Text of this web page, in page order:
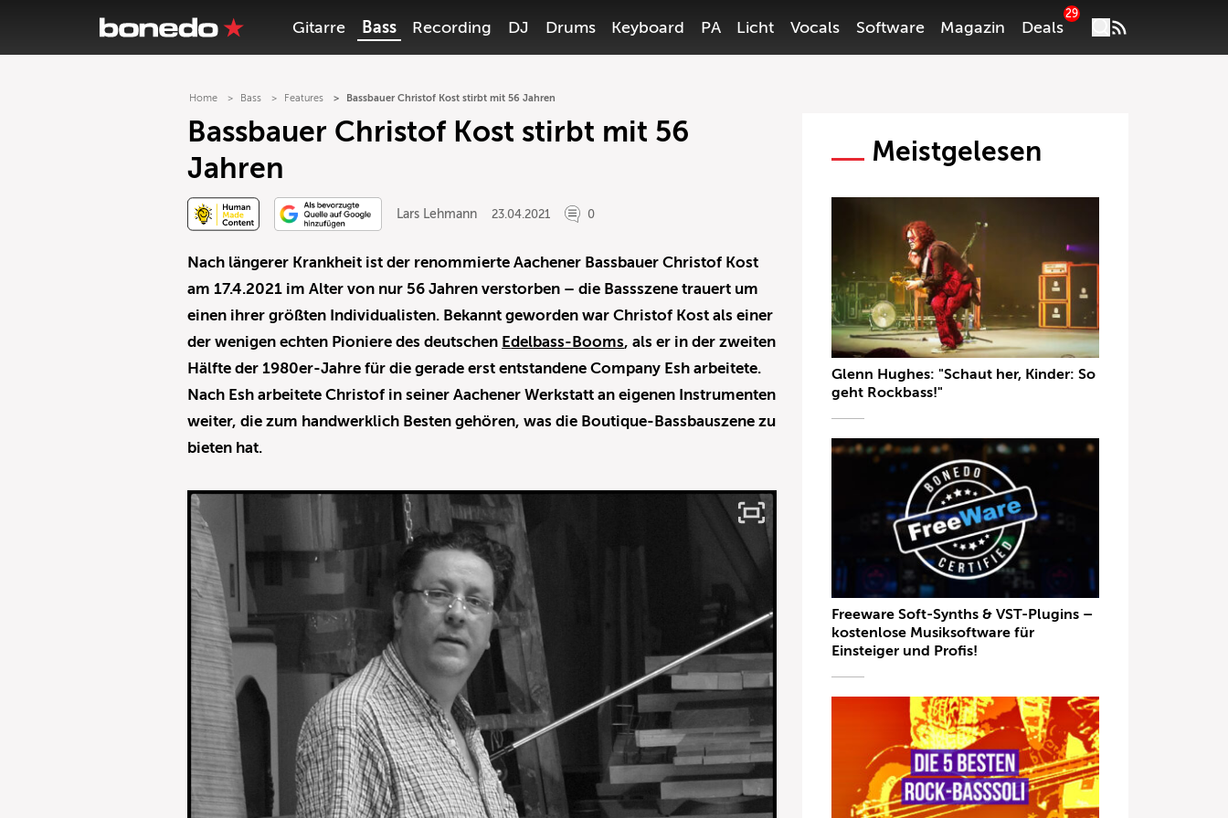
Gitarre Bass Recording DJ Drums Keyboard PA Licht Vocals Software Magazin Deals
29
Home Bass Features Bassbauer Christof Kost stirbt mit 56 Jahren
Bassbauer Christof Kost stirbt mit 56
Jahren
Lars Lehmann 23.04.2021 0
Nach längerer Krankheit ist der renommierte Aachener Bassbauer Christof Kost
am 17.4.2021 im Alter von nur 56 Jahren verstorben – die Bassszene trauert um
einen ihrer größten Individualisten. Bekannt geworden war Christof Kost als einer
der wenigen echten Pioniere des deutschen Edelbass-Booms, als er in der zweiten
Hälfte der 1980er-Jahre für die gerade erst entstandene Company Esh arbeitete.
Nach Esh arbeitete Christof in seiner Aachener Werkstatt an eigenen Instrumenten
weiter, die zum handwerklich Besten gehören, was die Boutique-Bassbauszene zu
bieten hat.
Meistgelesen
Glenn Hughes: "Schaut her, Kinder: So
geht Rockbass!"
Freeware Soft-Synths & VST-Plugins –
kostenlose Musiksoftware für
Einsteiger und Profis!